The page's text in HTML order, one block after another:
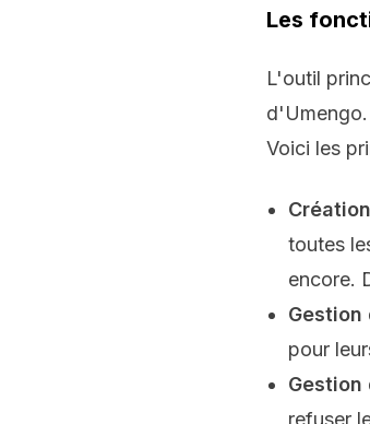
Les
L'outil
Voici les
toutes
encore.
Gestion
pour
Gestion
refuser